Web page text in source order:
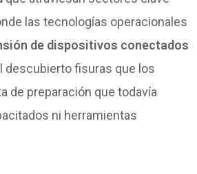
las tecnologías operacionales
de dispositivos conectados
descubierto fisuras que los
de preparación que todavía
ni herramientas